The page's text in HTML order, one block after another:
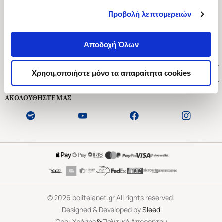
Προβολή λεπτομερειών
Αποδοχή Όλων
Χρησιμοποιήστε μόνο τα απαραίτητα cookies
Ασκληπιού 1-3, Αθήνα 106 79
Δευτέρα - Παρασκευή 09:00-21:00
Εξυπηρέτηση Πελατών
ΑΚΟΛΟΥΘΗΣΤΕ ΜΑΣ
©2026 politeianet.gr All rights reserved.
Designed & Developed bySleed